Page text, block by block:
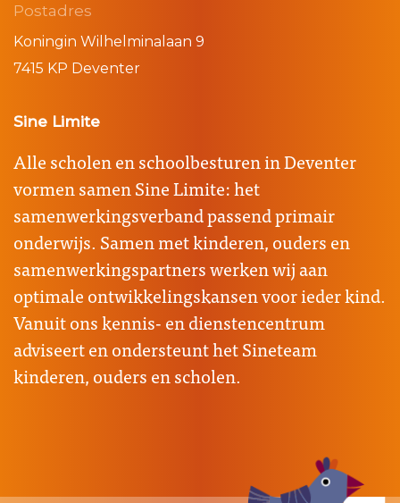
Postadres
Koningin Wilhelminalaan 9
7415 KP Deventer
Sine Limite
Alle scholen en schoolbesturen in Deventer
vormen samen Sine Limite: het
samenwerkingsverband passend primair
onderwijs. Samen met kinderen, ouders en
samenwerkingspartners werken wij aan
optimale ontwikkelingskansen voor ieder kind.
Vanuit ons kennis- en dienstencentrum
adviseert en ondersteunt het Sineteam
kinderen, ouders en scholen.